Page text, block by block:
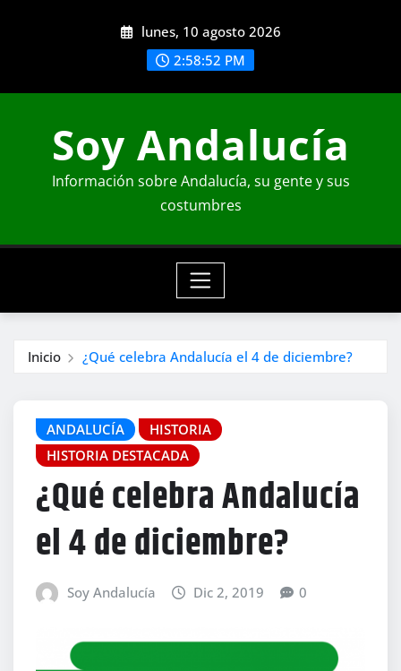
lunes, 10 agosto 2026
2:58:54 PM
Soy Andalucía
Información sobre Andalucía, su gente y sus
costumbres
Inicio ¿Qué celebra Andalucía el 4 de diciembre?
ANDALUCÍA
HISTORIA
HISTORIA DESTACADA
¿Qué celebra Andalucía
el 4 de diciembre?
Soy Andalucía Dic 2, 2019 0